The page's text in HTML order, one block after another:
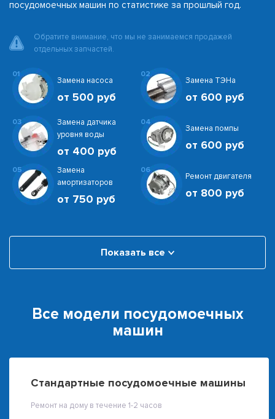
посудомоечных машин по статистике за прошлый год.
Обратите внимание, что мы не занимаемся продажей
отдельных запчастей.
01
Замена насоса
от 500 руб
02
Замена ТЭНа
от 600 руб
03
Замена датчика
уровня воды
от 400 руб
04
Замена помпы
от 600 руб
05
Замена
амортизаторов
от 750 руб
06
Ремонт двигателя
от 800 руб
Показать все
Все модели посудомоечных
машин
Стандартные посудомоечные машины
Ремонт на дому в течение 1-2 часов